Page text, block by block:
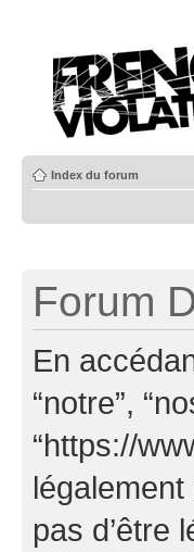
Index du forum
Forum
En
“notre”,
“https://
pas d’être